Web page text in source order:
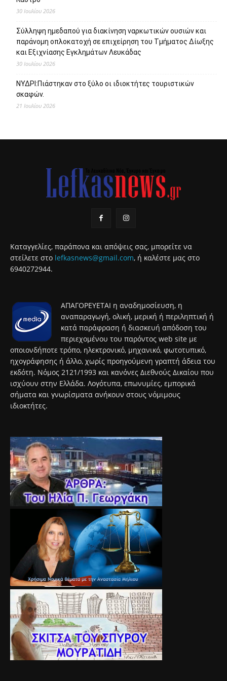
30 Ιουλίου 2026
Σύλληψη ημεδαπού για διακίνηση ναρκωτικών ουσιών και
παράνομη οπλοκατοχή σε επιχείρηση του Τμήματος Δίωξης
και Εξιχνίασης Εγκλημάτων Λευκάδας
30 Ιουλίου 2026
ΝΥΔΡΙ:Πιάστηκαν στο ξύλο οι ιδιοκτήτες τουριστικών
σκαφών.
21 Ιουλίου 2026
Καταγγελίες, παράπονα και απόψεις σας, μπορείτε να
στείλετε στο lefkasnews@gmail.com, ή καλέστε μας στο
6940272944.
ΑΠΑΓΟΡΕΥΕΤΑΙ η αναδημοσίευση, η
αναπαραγωγή, ολική, μερική ή περιληπτική ή
κατά παράφραση ή διασκευή απόδοση του
περιεχομένου του παρόντος web site με
οποιονδήποτε τρόπο, ηλεκτρονικό, μηχανικό, φωτοτυπικό,
ηχογράφησης ή άλλο, χωρίς προηγούμενη γραπτή άδεια του
εκδότη. Νόμος 2121/1993 και κανόνες Διεθνούς Δικαίου που
ισχύουν στην Ελλάδα. Λογότυπα, επωνυμίες, εμπορικά
σήματα και γνωρίσματα ανήκουν στους νόμιμους
ιδιοκτήτες.